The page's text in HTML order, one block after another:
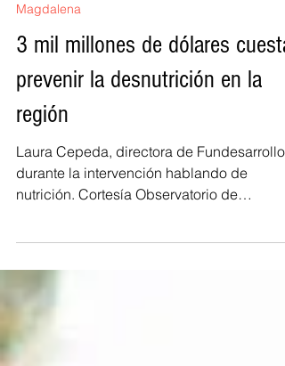
RegiónCaribe.org
30 nov 2017
1 min de lectura
Magdalena
3 mil millones de dólares cuesta
prevenir la desnutrición en la
región
durante la intervención hablando de
nutrición. Cortesía Observatorio de
Educación de Uninorte....